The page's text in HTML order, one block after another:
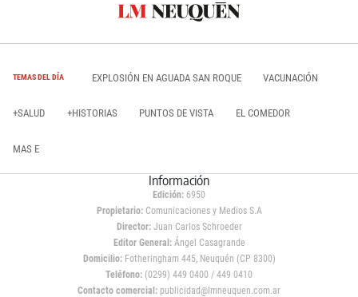
TEMAS DEL DÍA EXPLOSIÓN EN AGUADA SAN ROQUE VACUNACIÓN
+SALUD +HISTORIAS PUNTOS DE VISTA EL COMEDOR
MAS E
Información
Edición: 6950
Propietario:Comunicaciones y Medios S.A
Director: Juan Carlos Schroeder
Editor General:Ángel Casagrande
Domicilio:Fotheringham 445, Neuquén (CP 8300)
Teléfono: (0299) 449 0400 / 449 0410
Contacto comercial: publicidad@lmneuquen.com.ar